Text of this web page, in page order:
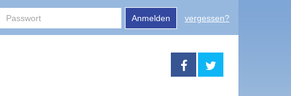
Anmelden vergessen?